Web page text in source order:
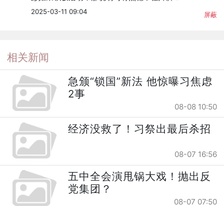
2025-03-11 09:04 屏蔽
相关新闻
急颁“锁国”新法 他惊曝习焦虑
2事
08-08 10:50
经济没救了！习祭出最后杀招
08-07 16:56
五中全会演甩锅大戏！抛出反
党集团？
08-07 07:50